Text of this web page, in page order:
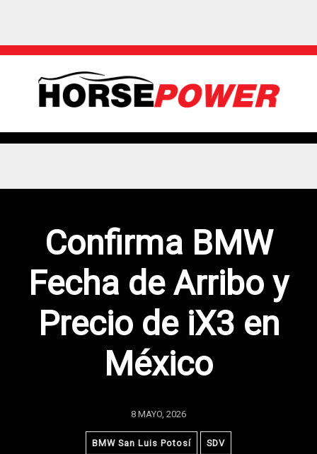
Confirma BMW
Fecha de Arribo y
Precio de iX3 en
México
8 MAYO, 2026
BMW San Luis Potosí SDV